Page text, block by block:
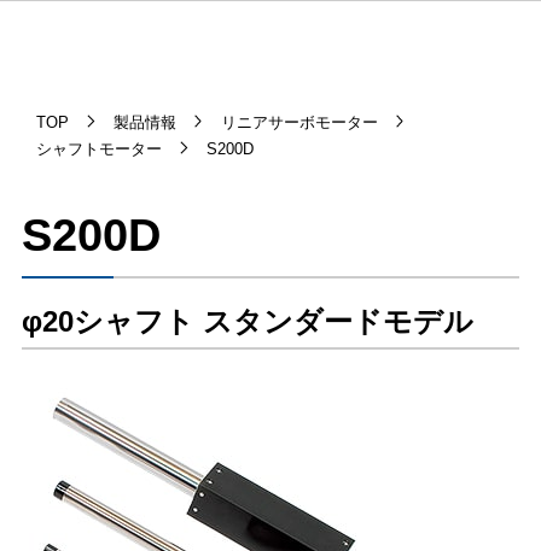
TOP 製品情報
リニアサーボモーター
シャフトモーター
S200D
S200D
φ20シャフト スタンダードモデル